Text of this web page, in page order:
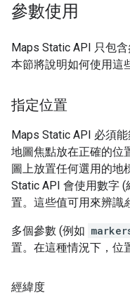
參數使用
Maps Static API 只包
本節將說明如何使用這
指定位置
Maps Static API 必須
地圖焦點放在正確的位
圖上放置任何選用的地
Static API 會使用數字
置。這些值可用來辨識
多個參數 (例如
置。在這種情況下，位
經緯度